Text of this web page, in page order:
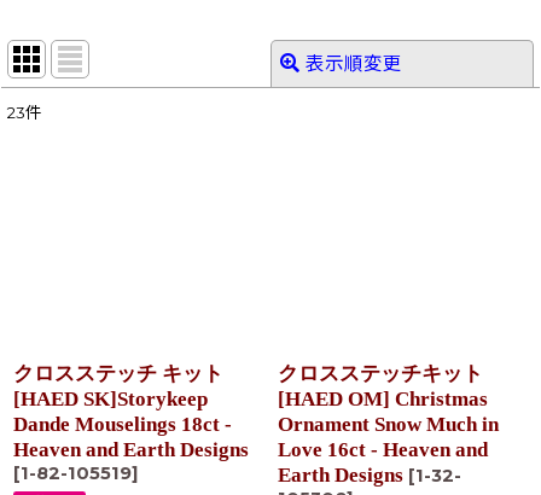
表示順変更
23件
クロスステッチ キット
[HAED SK]Storykeep
Dande Mouselings 18ct -
Heaven and Earth Designs
[1-82-105519]
クロスステッチキット
[HAED OM] Christmas
Ornament Snow Much in
Love 16ct - Heaven and
Earth Designs [1-32-